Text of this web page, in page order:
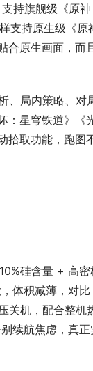
持旗舰级《原神
支持原生级《原
合原生画面，而
、局内策略、对
：星穹铁道》《
拾取功能，跑图
硅含量 + 高密
体积减薄，对比
关机，配合整机
续航焦虑，真正